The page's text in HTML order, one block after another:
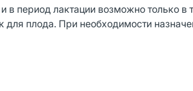
период лактации возможно только в
плода. При необходимости